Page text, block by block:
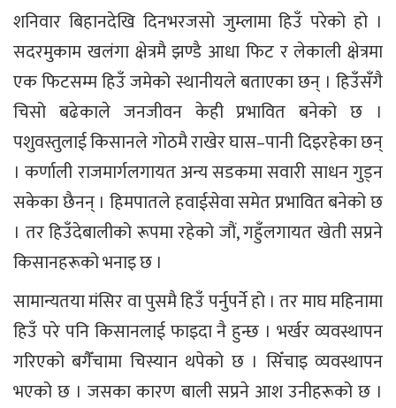
शनिवार बिहानदेखि दिनभरजसो जुम्लामा हिउँ परेको हो ।
सदरमुकाम खलंगा क्षेत्रमै झण्डै आधा फिट र लेकाली क्षेत्रमा
एक फिटसम्म हिउँ जमेको स्थानीयले बताएका छन् । हिउँसँगै
चिसो बढेकाले जनजीवन केही प्रभावित बनेको छ ।
पशुवस्तुलाई किसानले गोठमै राखेर घास–पानी दिइरहेका छन्
। कर्णाली राजमार्गलगायत अन्य सडकमा सवारी साधन गुड्न
सकेका छैनन् । हिमपातले हवाईसेवा समेत प्रभावित बनेको छ
। तर हिउँदेबालीको रूपमा रहेको जौं, गहुँलगायत खेती सप्रने
किसानहरूको भनाइ छ ।
सामान्यतया मंसिर वा पुसमै हिउँ पर्नुपर्ने हो । तर माघ महिनामा
हिउँ परे पनि किसानलाई फाइदा नै हुन्छ । भर्खर व्यवस्थापन
गरिएको बगैँचामा चिस्यान थपेको छ । सिँचाइ व्यवस्थापन
भएको छ । जसका कारण बाली सप्रने आश उनीहरूको छ ।